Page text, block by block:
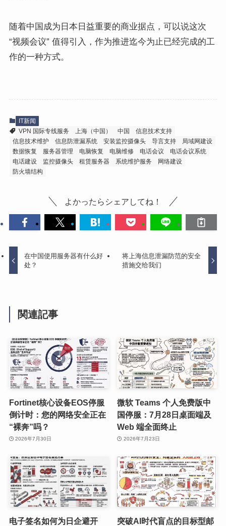
随着中国成为日本日益重要的商业据点，可以说这次
“视频会议” 值得引入，作为推进迄今为止已经完成的工
作的一种方式。
IT新闻
VPN 国际专线服务
上海（中国） 中国
信息技术支持
信息技术维护
信息防泄漏系统 安装监控摄像头 导言支持
局域网建设
数据恢复
服务器管理 电脑恢复 电脑维修 电话会议
电话会议系统
电话建设
监控摄像头 租赁服务器 系统维护服务
网络建设
防火墙结构
よかったらシェアしてね！
在中国使用服务器有什么好
处？
将上海信息泄漏防范的安全
措施交给我们
関連記事
Fortinet核心设备EOS停服
倒计时：您的网络安全正在
“裸奔”吗？
2026年7月30日
微软 Teams 个人免费版中
国停服：7月28日桌面端及
Web 端全面终止
2026年7月23日
电子签名如何为日企避开
突破AI时代盲点的目标型邮